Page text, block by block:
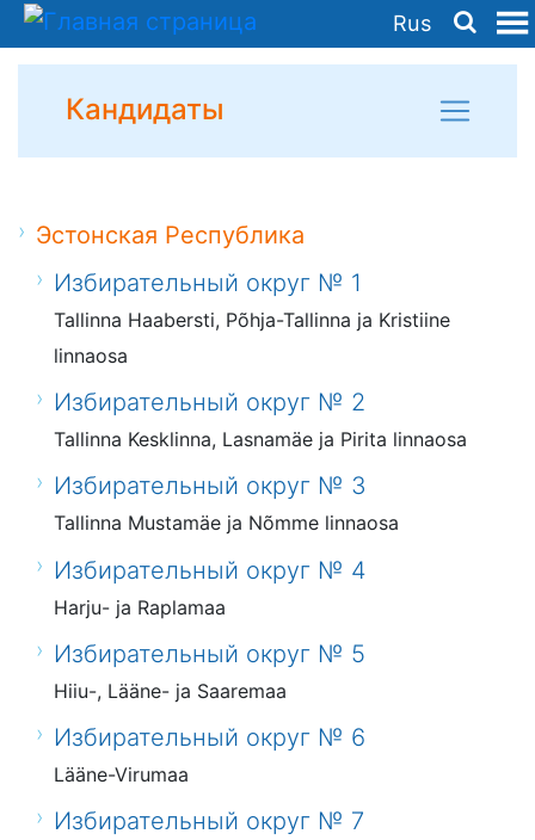
Rus
Кандидаты
Эстонская Республика
Избирательный округ № 1
Tallinna Haabersti, Põhja-Tallinna ja Kristiine
linnaosa
Избирательный округ № 2
Tallinna Kesklinna, Lasnamäe ja Pirita linnaosa
Избирательный округ № 3
Tallinna Mustamäe ja Nõmme linnaosa
Избирательный округ № 4
Harju- ja Raplamaa
Избирательный округ № 5
Hiiu-, Lääne- ja Saaremaa
Избирательный округ № 6
Lääne-Virumaa
Избирательный округ № 7